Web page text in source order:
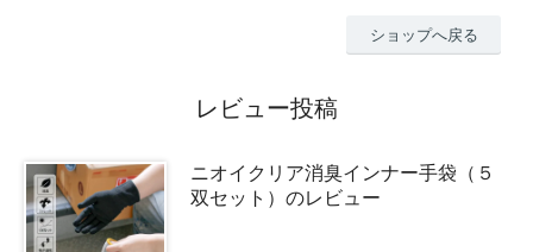
ショップへ戻る
レビュー投稿
ニオイクリア消臭インナー手袋（５
双セット）のレビュー